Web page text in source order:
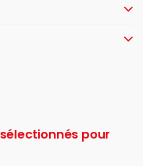
sélectionnés pour